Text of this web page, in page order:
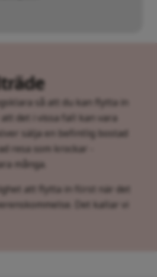
så att du kan flytta in
det i vissa fall kan vara
sälja en befintlig bostad
resa som krockar -
många.
att flytta in först när det
Det kallar vi